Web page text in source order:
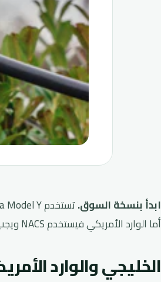
ابدأ بنسخة السوق.
أما الوارد الأمريكي فيستخدم NACS ويجب التعامل معه كحالة شحن مختلفة.
الخليجي والوارد